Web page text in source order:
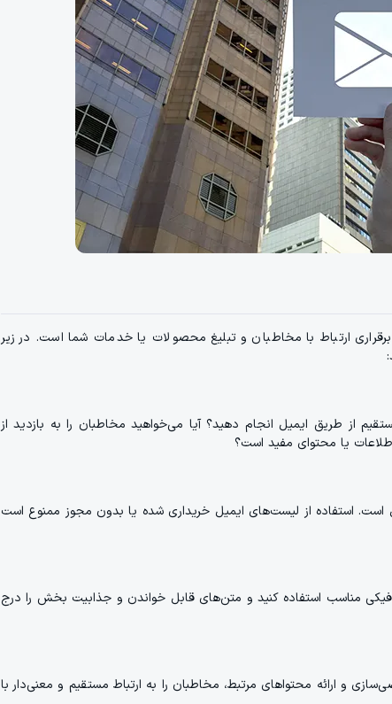
برقراری ارتباط با مخاطبان و تبلیغ محصولات یا خدمات شما است. در زیر
از طریق ایمیل انجام دهید؟ آیا می‌خواهید مخاطبان را به بازدید از
یا محتوای مفید است؟
است. استفاده از لیست‌های ایمیل خریداری شده یا بدون مجوز ممنوع است
مناسب استفاده کنید و متن‌های قابل خواندن و جذابیت بخش را درج
و ارائه محتواهای مرتبط، مخاطبان را به ارتباط مستقیم و معنی‌دار با